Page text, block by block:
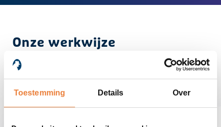
Toestemming Details Over
Onze werkwijze